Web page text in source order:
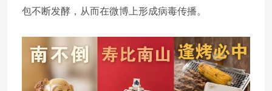
包不断发酵，从而在微博上形成病毒传播。